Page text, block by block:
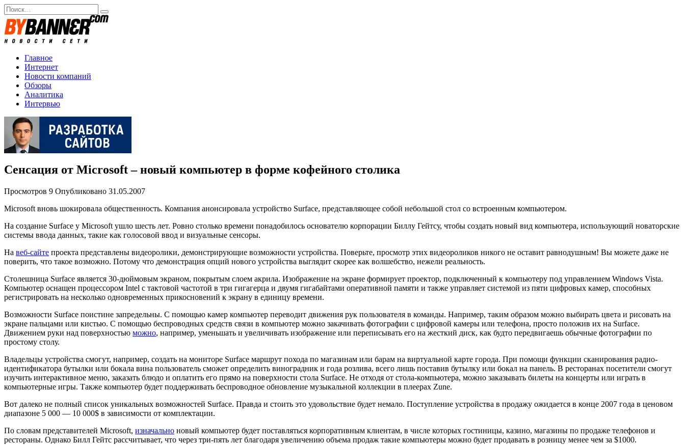
Перейти
к
содержанию
Search
for:
Главное
Интернет
Новости компаний
Обзоры
Аналитика
Интервью
Сенсация от Microsoft – новый компьютер в форме кофейного столика
Просмотров 9 Опубликовано 31.05.2007
Microsoft вновь шокировала общественность. Компания анонсировала устройство Surface, представляющее собой небольшой стол со встроенным компьютером.
На создание Surface у Microsoft ушло шесть лет. Ровно столько времени понадобилось основателю корпорации Биллу Гейтсу, чтобы создать новый вид компьютера, использующий новаторские
системы ввода данных, такие как голосовой ввод и визуальные сенсоры.
На веб-сайте проекта представлены видеоролики, демонстрирующие возможности устройства. Поверьте, просмотр этих видеороликов никого не оставит равнодушным! Вы можете даже не
поверить, что такое возможно. Потому что демонстрация опций нового устройства выглядит скорее как волшебство, нежели реальность.
Столешница Surface является 30-дюймовым экраном, покрытым слоем акрила. Изображение на экране формирует проектор, подключенный к компьютеру под управлением Windows Vista.
Компьютер оснащен процессором Intel с тактовой частотой в три гигагерца и двумя гигабайтами оперативной памяти и также управляет системой из пяти цифровых камер, способных
регистрировать на несколько одновременных прикосновений к экрану в единицу времени.
Возможности Surface поистине запредельны. С помощью камер компьютер переводит движения рук пользователя в команды. Например, таким образом можно выбирать цвета и рисовать на
экране пальцами или кистью. С помощью беспроводных средств связи в компьютер можно закачивать фотографии с цифровой камеры или телефона, просто положив их на Surface.
Движением руки над поверхностью можно, например, уменьшать и увеличивать изображение или переписывать его на жесткий диск, как будто передвигаешь обычные фотографии по
простому столу.
Владельцы устройства смогут, например, создать на мониторе Surface маршрут похода по магазинам или барам на виртуальной карте города. При помощи функции сканирования радио-
идентификатора бутылки или бокала вина пользователь сможет определить виноградник и года розлива, всего лишь поставив бутылку или бокал на панель. В ресторанах посетители смогут
изучить интерактивное меню, заказать блюдо и оплатить его прямо на поверхности стола Surface. Не отходя от стола-компьютера, можно заказывать билеты на концерты или играть в
компьютерные игры. Также компьютер будет поддерживать беспроводное обновление музыкальной коллекции в плеерах Zune.
Вот далеко не полный список уникальных возможностей Surface. Правда и стоить это удовольствие будет немало. Поступление устройства в продажу ожидается в конце 2007 года в ценовом
диапазоне 5 000 — 10 000$ в зависимости от комплектации.
По словам представителей Microsoft, изначально новый компьютер будет поставляться корпоративным клиентам, в числе которых гостиницы, казино, магазины по продаже телефонов и
рестораны. Однако Билл Гейтс рассчитывает, что через три-пять лет благодаря увеличению объема продаж такие компьютеры можно будет продавать в розницу менее чем за $1000.